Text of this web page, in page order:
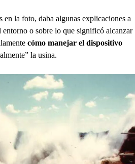
en la foto, daba algunas explicaciones a
entorno o sobre lo que significó alcanzar
cómo manejar el dispositivo
la usina.